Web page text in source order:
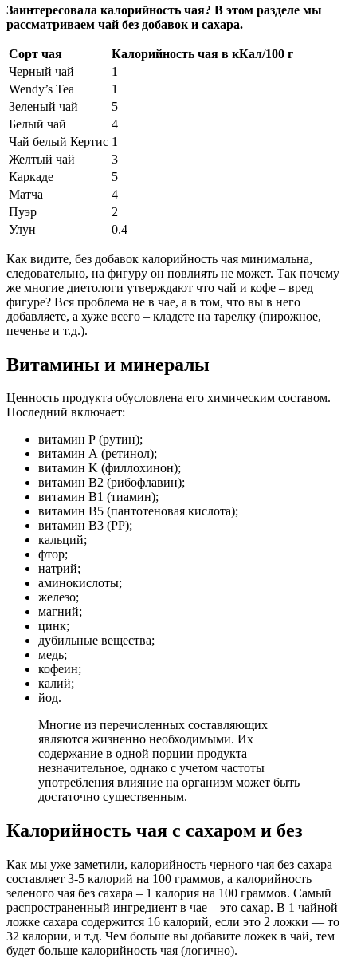
Заинтересовала калорийность чая? В этом разделе мы
рассматриваем чай без добавок и сахара.
Сорт чая
Калорийность чая в кКал/100 г
Черный чай
1
Wendy’s Tea
1
Зеленый чай
5
Белый чай
4
Чай белый Кертис 1
Желтый чай
3
Каркаде
5
Матча
4
Пуэр
2
Улун
0.4
Как видите, без добавок калорийность чая минимальна,
следовательно, на фигуру он повлиять не может. Так почему
же многие диетологи утверждают что чай и кофе – вред
фигуре? Вся проблема не в чае, а в том, что вы в него
добавляете, а хуже всего – кладете на тарелку (пирожное,
печенье и т.д.).
Витамины и минералы
Ценность продукта обусловлена его химическим составом.
Последний включает:
витамин Р (рутин);
витамин А (ретинол);
витамин K (филлохинон);
витамин В2 (рибофлавин);
витамин В1 (тиамин);
витамин В5 (пантотеновая кислота);
витамин B3 (PP);
кальций;
фтор;
натрий;
аминокислоты;
железо;
магний;
цинк;
дубильные вещества;
медь;
кофеин;
калий;
йод.
Многие из перечисленных составляющих
являются жизненно необходимыми. Их
содержание в одной порции продукта
незначительное, однако с учетом частоты
употребления влияние на организм может быть
достаточно существенным.
Калорийность чая с сахаром и без
Как мы уже заметили, калорийность черного чая без сахара
составляет 3-5 калорий на 100 граммов, а калорийность
зеленого чая без сахара – 1 калория на 100 граммов. Самый
распространенный ингредиент в чае – это сахар. В 1 чайной
ложке сахара содержится 16 калорий, если это 2 ложки — то
32 калории, и т.д. Чем больше вы добавите ложек в чай, тем
будет больше калорийность чая (логично).